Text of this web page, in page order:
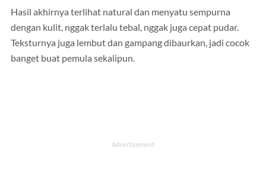
Hasil akhirnya terlihat natural dan menyatu sempurna
dengan kulit, nggak terlalu tebal, nggak juga cepat pudar.
Teksturnya juga lembut dan gampang dibaurkan, jadi cocok
banget buat pemula sekalipun.